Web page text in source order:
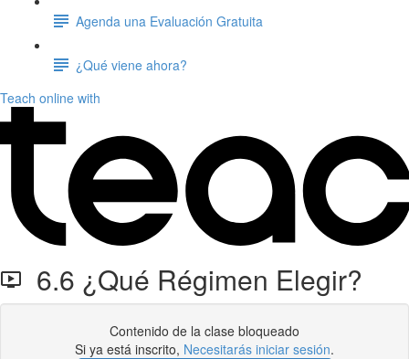
Agenda una Evaluación Gratuita
¿Qué viene ahora?
Teach online with
6.6 ¿Qué Régimen Elegir?
Contenido de la clase bloqueado
Si ya está inscrito, Necesitarás iniciar sesión.